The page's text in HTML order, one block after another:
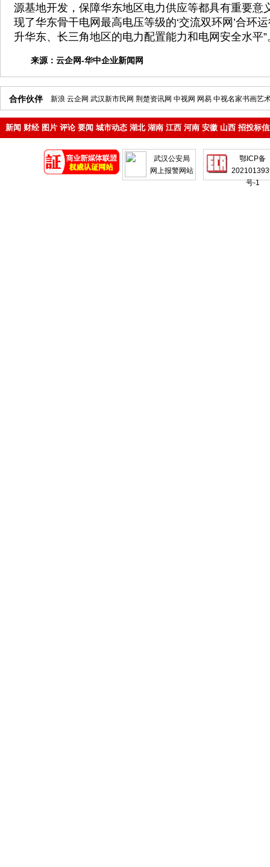
源基地开发，保障华东地区电力供应等都具有重要意
现了华东骨干电网最高电压等级的‘交流双环网’合环
升华东、长三角地区的电力配置能力和电网安全水平”
来源： 云企网-华中企业新闻网
合作伙伴 新浪 云企网 武汉新市民网 荆楚资讯网 中视网 网易 中视名家书画艺
新闻 财经 图片 评论 要闻 城市动态 湖北 湖南 江西 河南 安徽 山西 招投标
武汉公安局
网上报警网站
鄂ICP备
号-1